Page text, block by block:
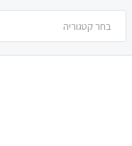
בחר קטגוריה